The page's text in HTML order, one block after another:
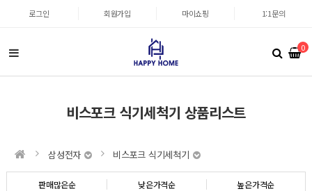
로그인 회원가입 마이쇼핑 1:1문의
0
비스포크 식기세척기 상품리스트
삼성전자 비스포크 식기세척기
판매많은순 낮은가격순 높은가격순